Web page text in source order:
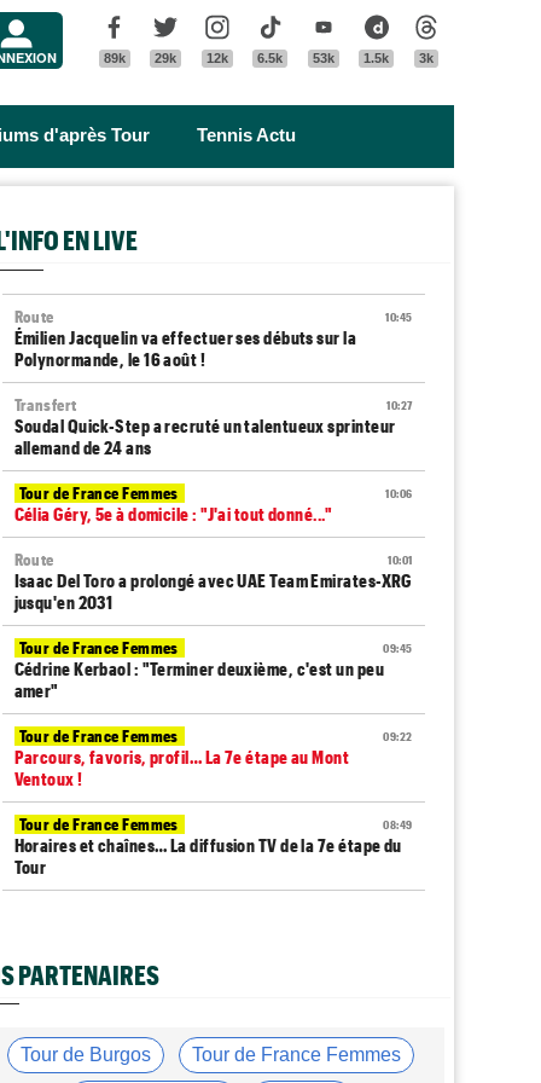
Facebook
89k
Twitter
29k
Instagram
12k
Tik Tok
6.5k
Youtube
53k
Dailymotion
1.5k 3k
d'après Tour Tennis Actu
EN LIVE
10:45
Route
Émilien Jacquelin va effectuer ses débuts sur la
Polynormande, le 16 août !
10:27
Transfert
Soudal Quick-Step a recruté un talentueux sprinteur
allemand de 24 ans
10:06
Tour de France Femmes
Célia Géry, 5e à domicile : "J'ai tout donné..."
10:01
Route
Isaac Del Toro a prolongé avec UAE Team Emirates-XRG
jusqu'en 2031
09:45
Tour de France Femmes
Cédrine Kerbaol : "Terminer deuxième, c'est un peu
amer"
09:22
Tour de France Femmes
Parcours, favoris, profil… La 7e étape au Mont
Ventoux !
08:49
Tour de France Femmes
Horaires et chaînes… La diffusion TV de la 7e étape du
Tour
Média
Cyclism'Actu TV
PARTENAIRES
Tour de Burgos Tour de France Femmes